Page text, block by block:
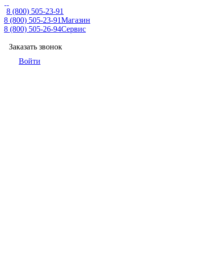
8 (800) 505-23-91
8 (800) 505-23-91Магазин
8 (800) 505-26-94Сервис
Заказать звонок
Войти